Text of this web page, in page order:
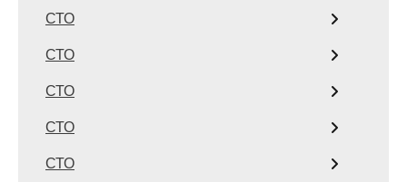
СТО
СТО
СТО
СТО
СТО